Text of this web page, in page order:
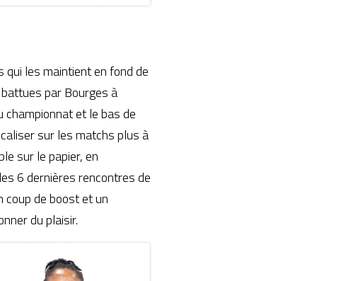
les maintient en fond de
par Bourges à
et le bas de
sur les matchs plus à
sur le papier, en
6 dernières rencontres de
coup de boost et un
du plaisir.